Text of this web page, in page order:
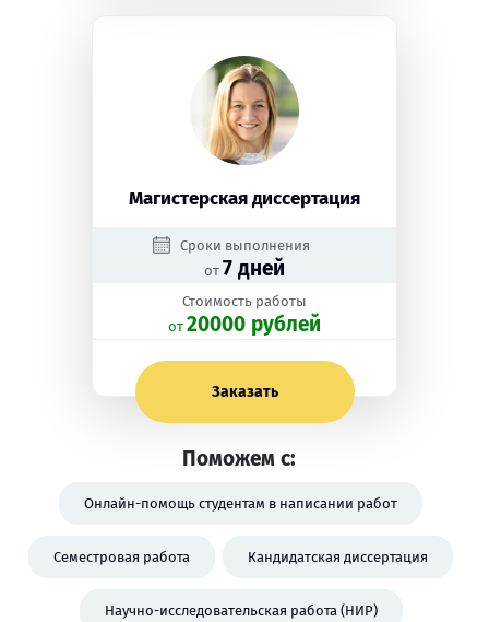
Магистерская диссертация
Сроки выполнения
от 7 дней
Стоимость работы
oт 20000 рублей
Заказать
Поможем с:
Онлайн-помощь студентам в написании работ
Семестровая работа Кандидатская диссертация
Научно-исследовательская работа (НИР)